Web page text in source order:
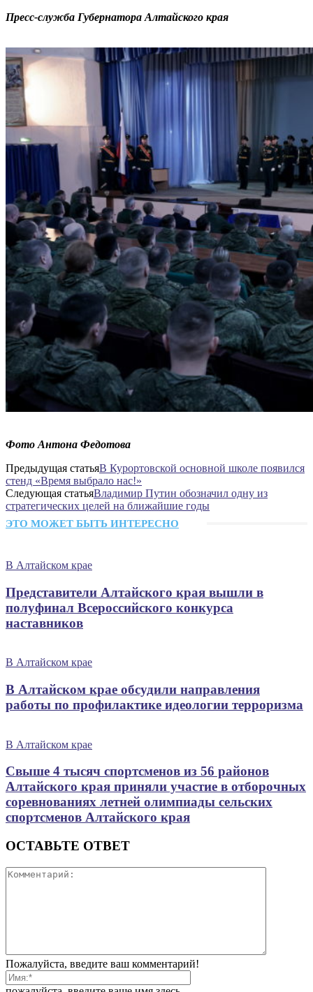
Пресс-служба Губернатора Алтайского края
Фото Антона Федотова
Предыдущая статьяВ Курортовской основной школе появился
стенд «Время выбрало нас!»
Следующая статьяВладимир Путин обозначил одну из
стратегических целей на ближайшие годы
ЭТО МОЖЕТ БЫТЬ ИНТЕРЕСНО
В Алтайском крае
Представители Алтайского края вышли в
полуфинал Всероссийского конкурса
наставников
В Алтайском крае
В Алтайском крае обсудили направления
работы по профилактике идеологии терроризма
В Алтайском крае
Свыше 4 тысяч спортсменов из 56 районов
Алтайского края приняли участие в отборочных
соревнованиях летней олимпиады сельских
спортсменов Алтайского края
ОСТАВЬТЕ ОТВЕТ
Пожалуйста, введите ваш комментарий!